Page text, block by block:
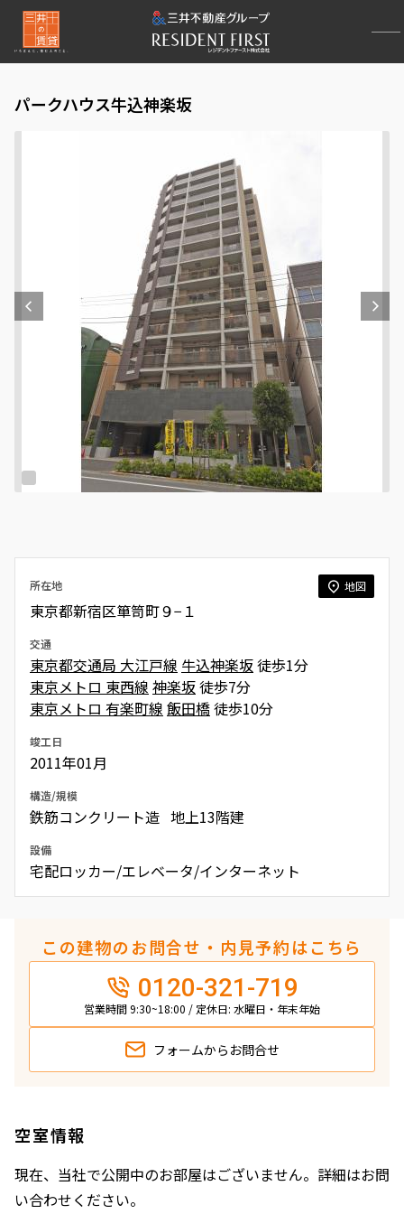
パークハウス牛込神楽坂
所在地 地図
東京都新宿区箪笥町９−１
交通
東京都交通局 大江戸線 牛込神楽坂徒歩1分
東京メトロ 東西線 神楽坂徒歩7分
東京メトロ 有楽町線 飯田橋徒歩10分
竣工日
2011年01月
構造/規模
鉄筋コンクリート造 地上13階建
設備
宅配ロッカー/エレベータ/インターネット
この建物のお問合せ・内見予約はこちら
0120-321-719
営業時間 9:30~18:00 / 定休日: 水曜日・年末年始
フォームから お問合せ
空室情報
現在、当社で公開中のお部屋はございません。詳細はお問
い合わせください。